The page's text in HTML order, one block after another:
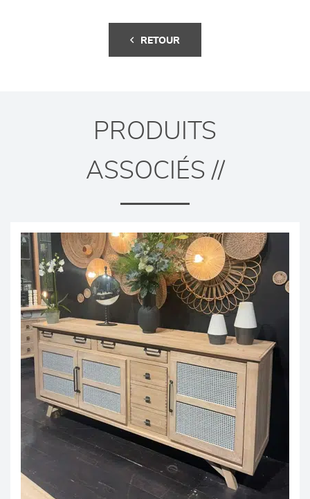
RETOUR
PRODUITS
ASSOCIÉS //